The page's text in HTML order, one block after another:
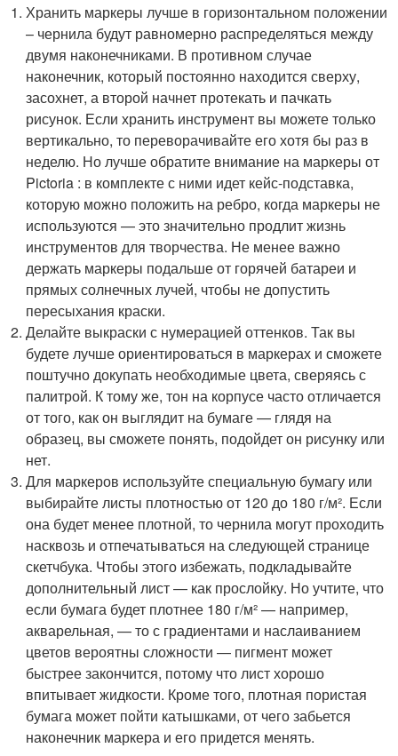
Хранить маркеры лучше в горизонтальном положении
– чернила будут равномерно распределяться между
двумя наконечниками. В противном случае
наконечник, который постоянно находится сверху,
засохнет, а второй начнет протекать и пачкать
рисунок. Если хранить инструмент вы можете только
вертикально, то переворачивайте его хотя бы раз в
неделю. Но лучше обратите внимание на маркеры от
Pictoria : в комплекте с ними идет кейс-подставка,
которую можно положить на ребро, когда маркеры не
используются — это значительно продлит жизнь
инструментов для творчества. Не менее важно
держать маркеры подальше от горячей батареи и
прямых солнечных лучей, чтобы не допустить
пересыхания краски.
Делайте выкраски с нумерацией оттенков. Так вы
будете лучше ориентироваться в маркерах и сможете
поштучно докупать необходимые цвета, сверяясь с
палитрой. К тому же, тон на корпусе часто отличается
от того, как он выглядит на бумаге — глядя на
образец, вы сможете понять, подойдет он рисунку или
нет.
Для маркеров используйте специальную бумагу или
выбирайте листы плотностью от 120 до 180 г/м². Если
она будет менее плотной, то чернила могут проходить
насквозь и отпечатываться на следующей странице
скетчбука. Чтобы этого избежать, подкладывайте
дополнительный лист — как прослойку. Но учтите, что
если бумага будет плотнее 180 г/м² — например,
акварельная, — то с градиентами и наслаиванием
цветов вероятны сложности — пигмент может
быстрее закончится, потому что лист хорошо
впитывает жидкости. Кроме того, плотная пористая
бумага может пойти катышками, от чего забьется
наконечник маркера и его придется менять.